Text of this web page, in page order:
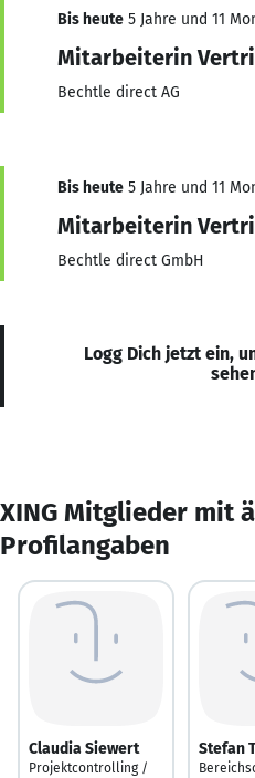
Bis heute 5 Jahre und 11
Mitarbeiterin
Bechtle direct AG
Bis heute 5 Jahre und 11
Mitarbeiterin
Bechtle direct GmbH
Logg Dich jetzt ein,
XING Mitglieder mit
Profilangaben
Claudia Siewert
Projektcontrolling /
Stefan